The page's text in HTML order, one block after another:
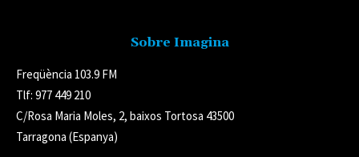
Sobre Imagina
Freqüència 103.9 FM
Tlf: 977 449 210
C/Rosa Maria Moles, 2, baixos Tortosa 43500
Tarragona (Espanya)